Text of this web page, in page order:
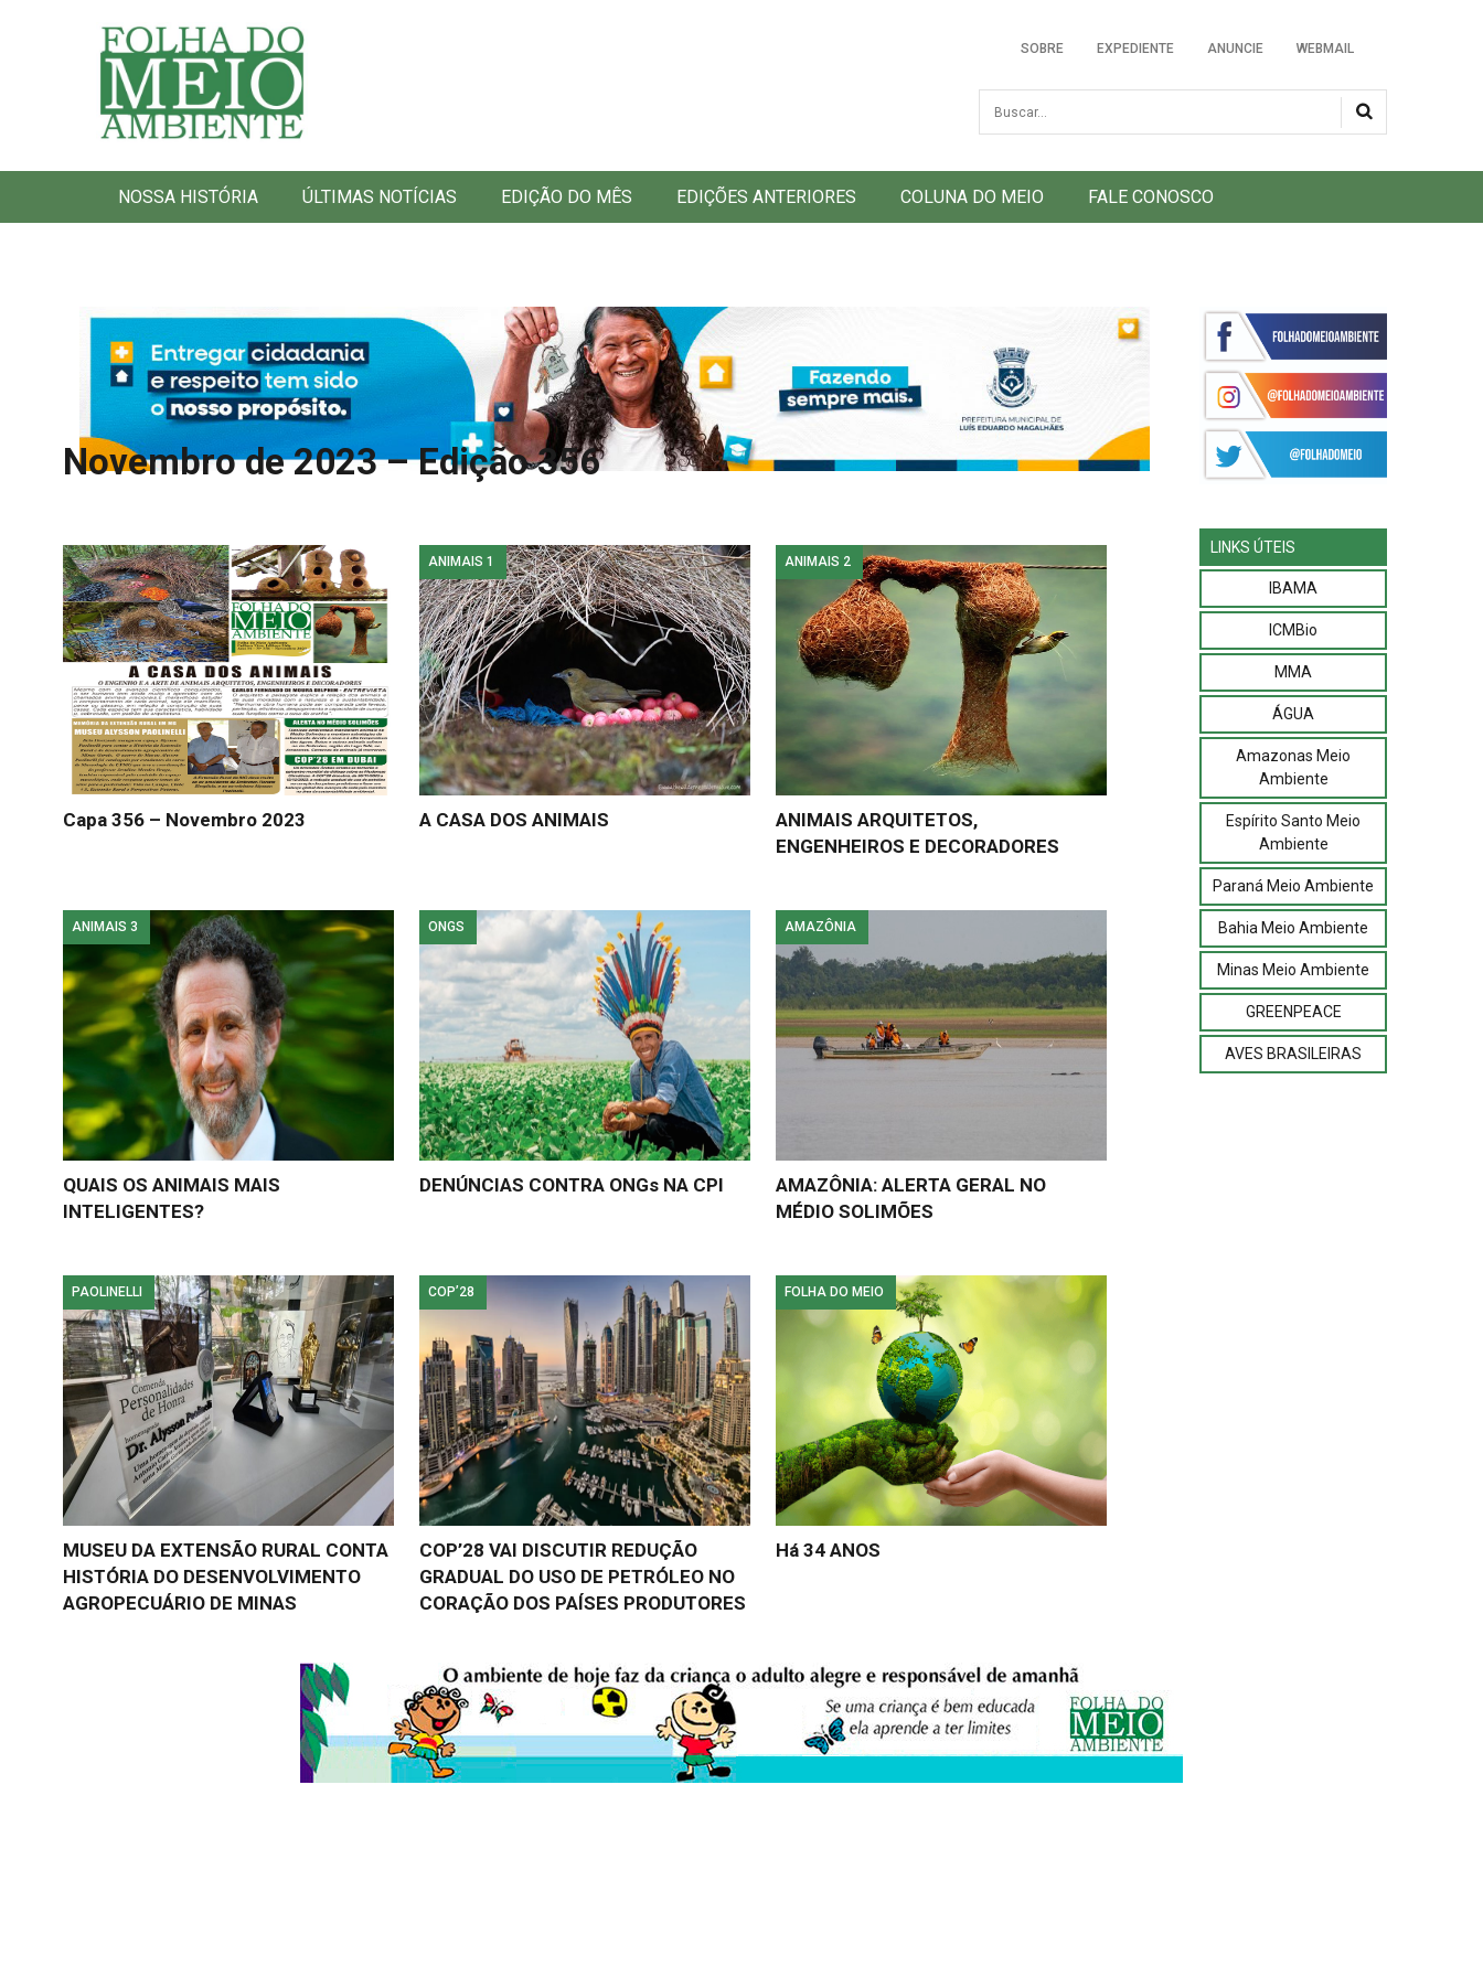
Folha do Meio Ambiente
SOBRE EXPEDIENTE ANUNCIE WEBMAIL
Busca
NOSSA HISTÓRIA ÚLTIMAS NOTÍCIAS EDIÇÃO DO MÊS EDIÇÕES ANTERIORES COLUNA DO MEIO FALE CONOSCO
Novembro de 2023 – Edição 356
Capa 356 – Novembro 2023
ANIMAIS 1
A CASA DOS ANIMAIS
ANIMAIS 2
ANIMAIS ARQUITETOS,
ENGENHEIROS E DECORADORES
ANIMAIS 3
QUAIS OS ANIMAIS MAIS
INTELIGENTES?
ONGS
DENÚNCIAS CONTRA ONGs NA CPI
AMAZÔNIA
AMAZÔNIA: ALERTA GERAL NO
MÉDIO SOLIMÕES
PAOLINELLI
MUSEU DA EXTENSÃO RURAL CONTA
HISTÓRIA DO DESENVOLVIMENTO
AGROPECUÁRIO DE MINAS
COP’28
COP’28 VAI DISCUTIR REDUÇÃO
GRADUAL DO USO DE PETRÓLEO NO
CORAÇÃO DOS PAÍSES PRODUTORES
FOLHA DO MEIO
Há 34 ANOS
LINKS ÚTEIS
IBAMA
ICMBio
MMA
ÁGUA
Amazonas Meio
Ambiente
Espírito Santo Meio
Ambiente
Paraná Meio Ambiente
Bahia Meio Ambiente
Minas Meio Ambiente
GREENPEACE
AVES BRASILEIRAS